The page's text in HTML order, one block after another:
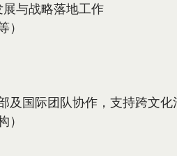
与战略落地工作
及国际团队协作，支持跨文化